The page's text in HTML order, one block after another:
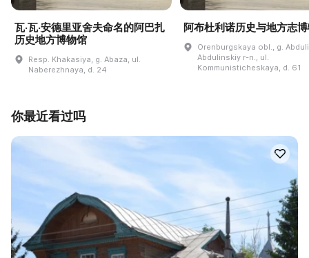
瓦·瓦·安德里亚舍夫命名的阿巴扎
历史地方博物馆
Resp. Khakasiya, g. Abaza, ul.
Naberezhnaya, d. 24
阿布杜利诺历史与地方志
Orenburgskaya obl., g.
Abdulinskiy r-n., ul.
Kommunisticheskaya, d. 61
你最近看过吗